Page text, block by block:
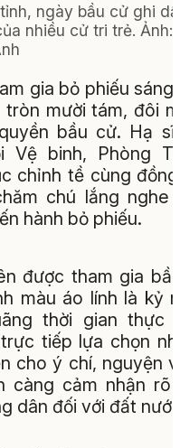
ngày bầu cử ghi
nhiều cử tri trẻ. Ảnh:
gia bỏ phiếu sáng
mười tám, đôi
bầu cử. Hạ sĩ
Vệ binh, Phòng
chỉnh tề cùng
chú lắng nghe
hành bỏ phiếu.
được tham gia
màu áo lính là kỷ
thời gian thực
tiếp lựa chọn
cho ý chí, nguyện
càng cảm nhận rõ
dân đối với đất